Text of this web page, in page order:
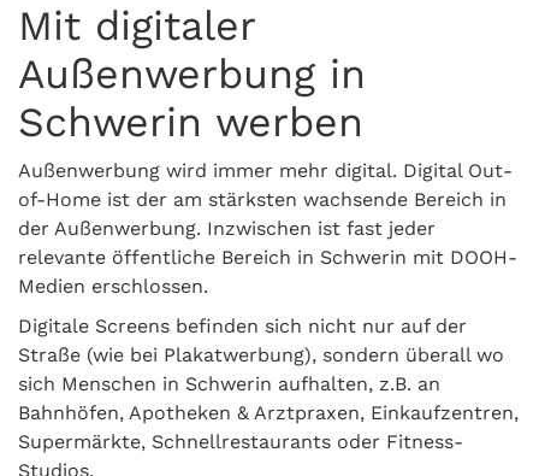
Mit digitaler
Außenwerbung in
Schwerin werben
Außenwerbung wird immer mehr digital. Digital Out-
of-Home ist der am stärksten wachsende Bereich in
der Außenwerbung. Inzwischen ist fast jeder
relevante öffentliche Bereich in Schwerin mit DOOH-
Medien erschlossen.
Digitale Screens befinden sich nicht nur auf der
Straße (wie bei Plakatwerbung), sondern überall wo
sich Menschen in Schwerin aufhalten, z.B. an
Bahnhöfen, Apotheken & Arztpraxen, Einkaufzentren,
Supermärkte, Schnellrestaurants oder Fitness-
Studios.